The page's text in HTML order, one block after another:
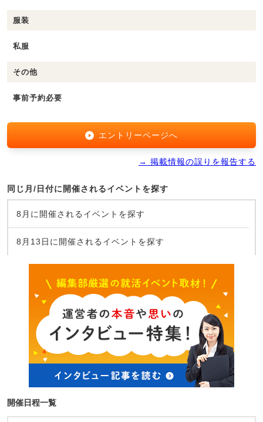
服装
私服
その他
事前予約必要
エントリーページへ
→ 掲載情報の誤りを報告する
同じ月/日付に開催されるイベントを探す
8月に開催されるイベントを探す
8月13日に開催されるイベントを探す
開催日程一覧